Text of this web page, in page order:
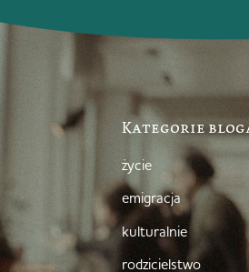
Kategorie
życie
emigracja
kulturalnie
rodzicielstwo